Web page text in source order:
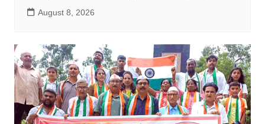
August 8, 2026